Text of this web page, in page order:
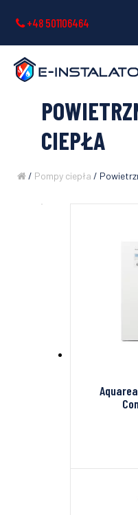
+48 501106464
CIEPŁA
/ Pompy ciepła /